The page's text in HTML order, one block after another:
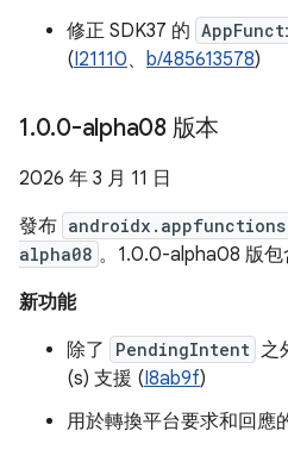
修正 SDK37 的
(I21110、 b/485613578)
1.0.0-alpha08 版本
2026 年 3 月 11 日
發布
alpha08 。1.0.0-alpha08 版包
新功能
除了
PendingIntent 之
(s) 支援 (I8ab9f)
用於轉換平台要求和回應